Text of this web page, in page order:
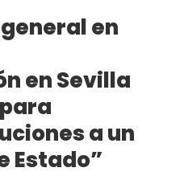
en
en Sevilla
a un
Estado”